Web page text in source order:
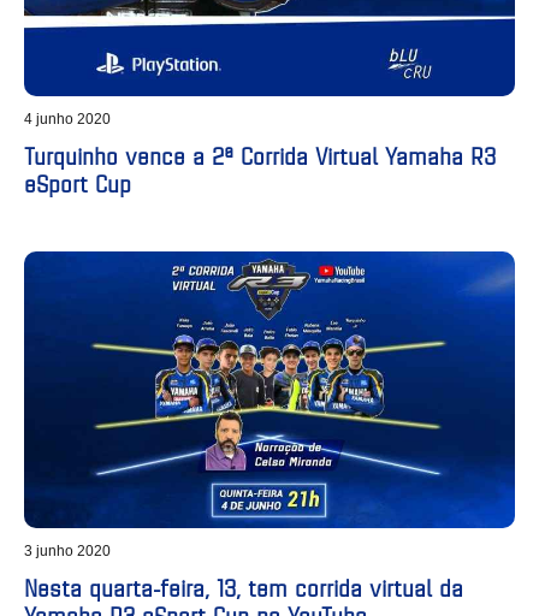
4 junho 2020
Turquinho vence a 2ª Corrida Virtual Yamaha R3
eSport Cup
3 junho 2020
Nesta quarta-feira, 13, tem corrida virtual da